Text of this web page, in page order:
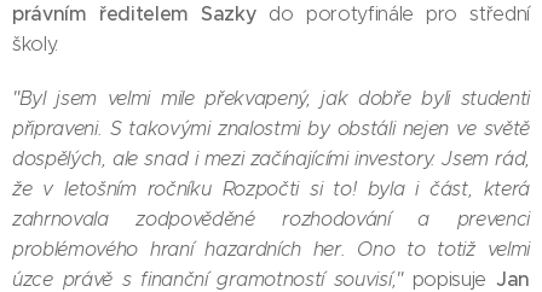
právním ředitelem Sazky do porotyfinále pro střední
školy.
"Byl jsem velmi mile překvapený, jak dobře byli studenti
připraveni. S takovými znalostmi by obstáli nejen ve světě
dospělých, ale snad i mezi začínajícími investory. Jsem rád,
že v letošním ročníku Rozpočti si to! byla i část, která
zahrnovala zodpověděné rozhodování a prevenci
problémového hraní hazardních her. Ono to totiž velmi
úzce právě s finanční gramotností souvisí,"popisuje Jan